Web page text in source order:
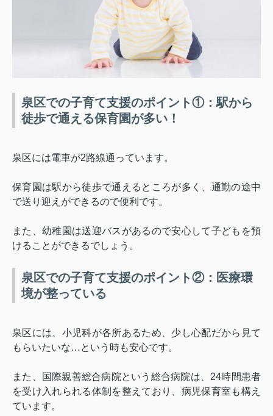
泉区での子育て支援のポイント①：駅から
徒歩で通える保育園が多い！
泉区には電車が2路線通っています。
保育園は駅から徒歩で通えるところが多く、通勤の途中
で送り迎えができるので便利です。
また、幼稚園は送迎バスがあるので安心して子どもを預
けることができるでしょう。
泉区での子育て支援のポイント②：医療環
境が整っている
泉区には、小児科が各所あるため、少し心配だから見て
もらいたいな…という時も安心です。
また、国際親善総合病院という総合病院は、 24時間患者
を受け入れられる体制を整えており、病児保育室も構え
ています。